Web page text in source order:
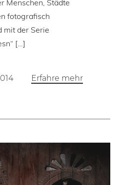
Menschen, Städte
fotografisch
mit der Serie
[…]
Erfahre mehr